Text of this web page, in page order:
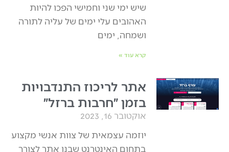
שיש ימי שני וחמישי הפכו להיות
האהובים עלי ימים של עליה לתורה
ושמחה, ימים
קרא עוד »
אתר לריכוז התנדבויות
בזמן ״חרבות ברזל״
אוקטובר 16, 2023
יוזמה עצמאית של צוות אנשי מקצוע
בתחום האינטרנט שבנו אתר לצורך